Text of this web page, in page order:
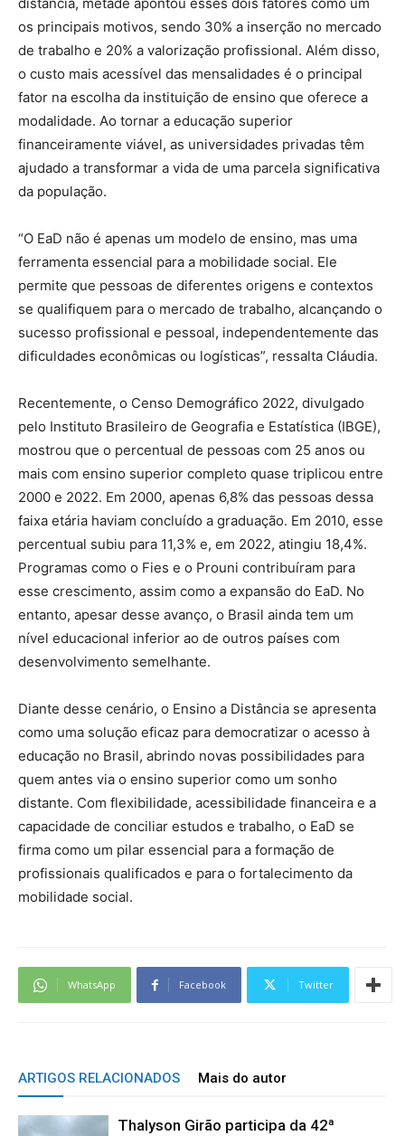
distância, metade apontou esses dois fatores como um
os principais motivos, sendo 30% a inserção no mercado
de trabalho e 20% a valorização profissional. Além disso,
o custo mais acessível das mensalidades é o principal
fator na escolha da instituição de ensino que oferece a
modalidade. Ao tornar a educação superior
financeiramente viável, as universidades privadas têm
ajudado a transformar a vida de uma parcela significativa
da população.
“O EaD não é apenas um modelo de ensino, mas uma
ferramenta essencial para a mobilidade social. Ele
permite que pessoas de diferentes origens e contextos
se qualifiquem para o mercado de trabalho, alcançando o
sucesso profissional e pessoal, independentemente das
dificuldades econômicas ou logísticas”, ressalta Cláudia.
Recentemente, o Censo Demográfico 2022, divulgado
pelo Instituto Brasileiro de Geografia e Estatística (IBGE),
mostrou que o percentual de pessoas com 25 anos ou
mais com ensino superior completo quase triplicou entre
2000 e 2022. Em 2000, apenas 6,8% das pessoas dessa
faixa etária haviam concluído a graduação. Em 2010, esse
percentual subiu para 11,3% e, em 2022, atingiu 18,4%.
Programas como o Fies e o Prouni contribuíram para
esse crescimento, assim como a expansão do EaD. No
entanto, apesar desse avanço, o Brasil ainda tem um
nível educacional inferior ao de outros países com
desenvolvimento semelhante.
Diante desse cenário, o Ensino a Distância se apresenta
como uma solução eficaz para democratizar o acesso à
educação no Brasil, abrindo novas possibilidades para
quem antes via o ensino superior como um sonho
distante. Com flexibilidade, acessibilidade financeira e a
capacidade de conciliar estudos e trabalho, o EaD se
firma como um pilar essencial para a formação de
profissionais qualificados e para o fortalecimento da
mobilidade social.
WhatsApp Facebook Twitter
ARTIGOS RELACIONADOS Mais do autor
Thalyson Girão participa da 42ª